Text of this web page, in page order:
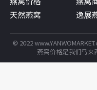
天然燕窝
逸展
© 2022
燕窝价格是我们马来